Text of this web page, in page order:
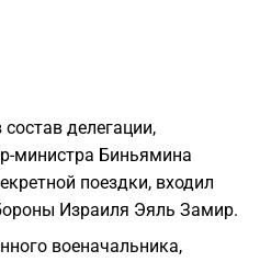
делегации,
министра Биньямина
поездки, входил
Израиля Эяль Замир.
военачальника,